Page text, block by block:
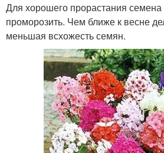
Для хорошего прорастания
проморозить. Чем ближе к весне
меньшая всхожесть семян.